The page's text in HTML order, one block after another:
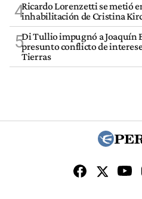
4Ricardo Lorenzetti se metió
inhabilitación de Cristina
5Di Tullio impugnó a Joaquín
presunto conflicto de
Tierras